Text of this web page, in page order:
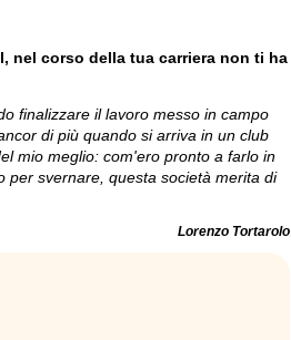
nel corso della tua carriera non ti ha
finalizzare il lavoro messo in campo
di più quando si arriva in un club
mio meglio: com'ero pronto a farlo in
per svernare, questa società merita di
Lorenzo Tortarolo